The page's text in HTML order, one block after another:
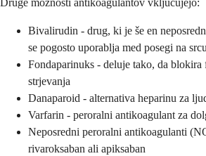
Druge možnosti antikoagulantov vključujejo:
Bivalirudin - drug, ki je še en
se pogosto uporablja med posegi na
Fondaparinuks - deluje tako, da
strjevanja
Danaparoid - alternativa heparinu za
Varfarin - peroralni antikoagulant za
Neposredni peroralni antikoagulanti
rivaroksaban ali apiksaban